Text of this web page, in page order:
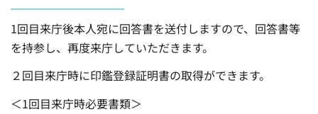
1回目来庁後本人宛に回答書を送付しますので、回答書等
を持参し、再度来庁していただきます。
２回目来庁時に印鑑登録証明書の取得ができます。
＜1回目来庁時必要書類＞